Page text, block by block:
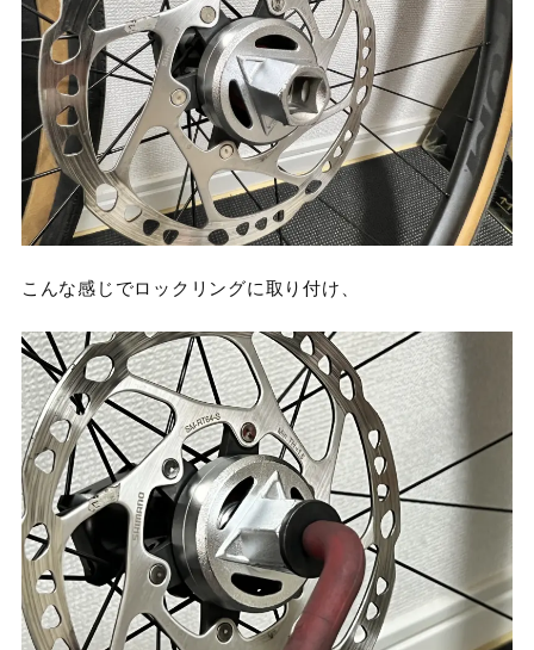
こんな感じでロックリングに取り付け、